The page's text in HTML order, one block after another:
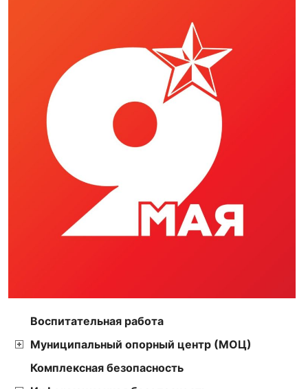
Воспитательная работа
Муниципальный опорный центр (МОЦ)
Комплексная безопасность